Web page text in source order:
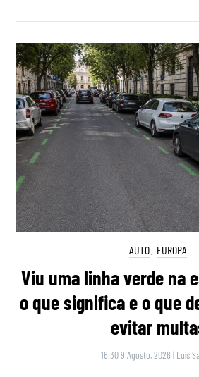
AUTO, EUROPA
Viu uma linha verde na
o que significa e o que
evitar
16:30 9 Agosto, 2026 | Luís